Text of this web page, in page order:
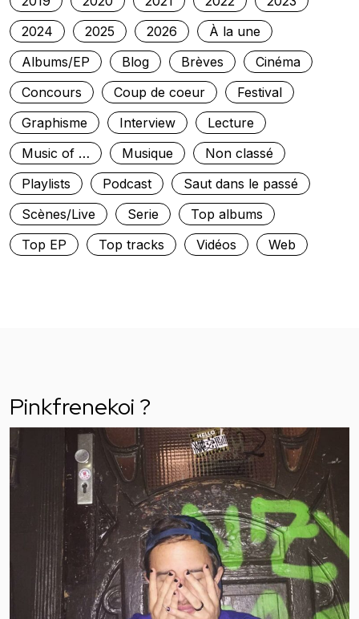
2024
2025 2026
À la une
Albums/EP
Blog Brèves
Cinéma
Concours
Coup de coeur
Festival
Graphisme
Interview
Lecture
Music of …
Musique
Non classé
Playlists
Podcast
Saut dans le passé
Scènes/Live
Serie
Top albums
Top EP
Top tracks Vidéos Web
Pinkfrenekoi ?